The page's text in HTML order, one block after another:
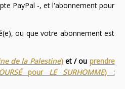
PayPal -, et l'abonnement pour
ou que votre abonnement est
de la Palestine)et / ou prendre
pour LE SURHOMME) :